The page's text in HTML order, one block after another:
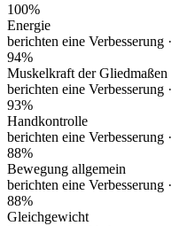
100%
Energie
berichten eine Verbesserung ·
94%
Muskelkraft der Gliedmaßen
berichten eine Verbesserung ·
93%
Handkontrolle
berichten eine Verbesserung ·
88%
Bewegung allgemein
berichten eine Verbesserung ·
88%
Gleichgewicht